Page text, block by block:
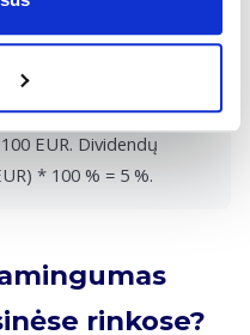
būsimą investicijos grąžą.
vienai akcijai, o
EUR. Dividendų
* 100 % = 5 %.
rinkose?